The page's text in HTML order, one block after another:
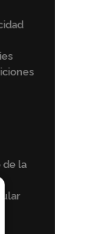
de la